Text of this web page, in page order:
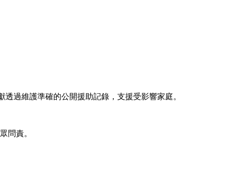
過維護準確的公開援助記錄，支援受影響家庭。
問責。